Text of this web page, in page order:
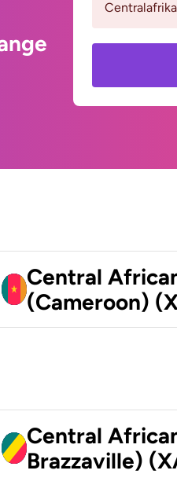
Central
(Cameroon)
Central
Brazzaville)